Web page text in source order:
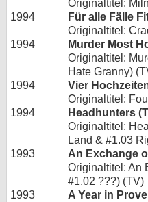
Originaltitel:
1994
Für alle Fälle
Originaltitel:
1994
Murder Most
Originaltitel:
Hate Granny)
1994
Vier
Originaltitel:
1994
Headhunters
Originaltitel:
Land & #1.03
1993
An Exchange
Originaltitel: An
#1.02 ???) (TV)
1993
A Year in